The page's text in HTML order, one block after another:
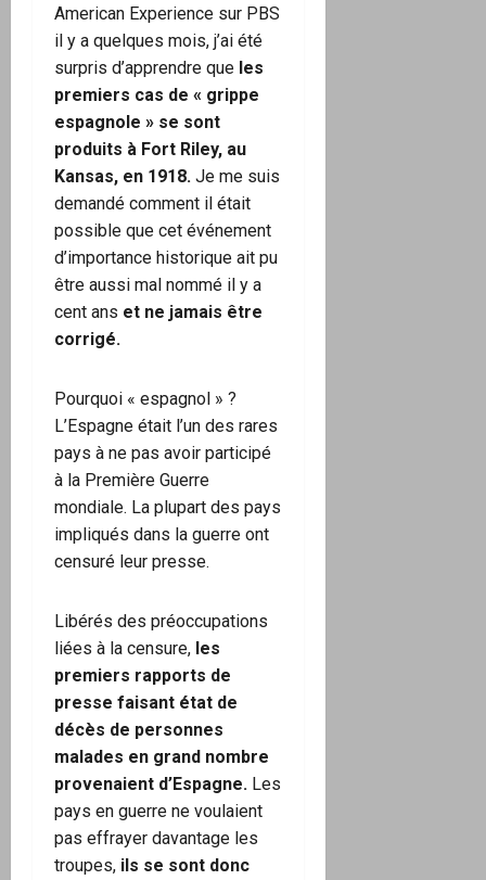
American Experience sur PBS
il y a quelques mois, j’ai été
surpris d’apprendre que les
premiers cas de « grippe
espagnole » se sont
produits à Fort Riley, au
Kansas, en 1918. Je me suis
demandé comment il était
possible que cet événement
d’importance historique ait pu
être aussi mal nommé il y a
cent ans et ne jamais être
corrigé.
Pourquoi « espagnol » ?
L’Espagne était l’un des rares
pays à ne pas avoir participé
à la Première Guerre
mondiale. La plupart des pays
impliqués dans la guerre ont
censuré leur presse.
Libérés des préoccupations
liées à la censure, les
premiers rapports de
presse faisant état de
décès de personnes
malades en grand nombre
provenaient d’Espagne. Les
pays en guerre ne voulaient
pas effrayer davantage les
troupes, ils se sont donc